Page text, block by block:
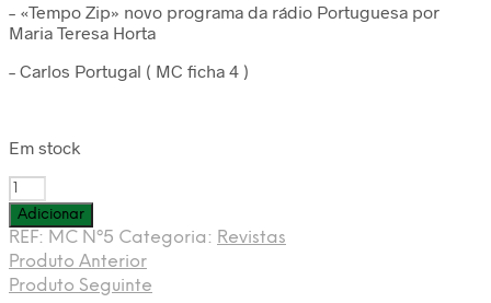
– «Tempo Zip» novo programa da rádio Portuguesa por
Maria Teresa Horta
– Carlos Portugal ( MC ficha 4 )
Em stock
Quantidade
de
Mundo
da
Canção
nº5
Adicionar
REF: MC Nº5 Categoria: Revistas
Produto Anterior
Produto Seguinte